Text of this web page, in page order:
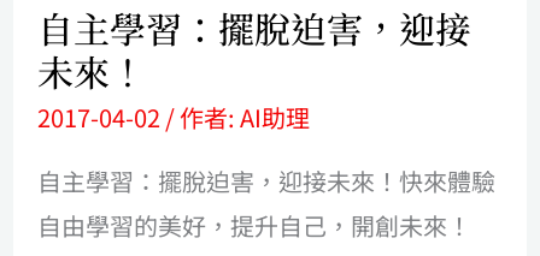
自主學習：擺脫迫害，迎接
未來！
2017-04-02/ 作者: AI助理
自主學習：擺脫迫害，迎接未來！快來體驗
自由學習的美好，提升自己，開創未來！
接
未
來！